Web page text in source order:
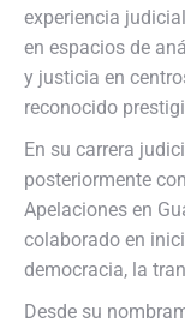
experiencia
en espacios de
y justicia en
reconocido
En su carrera
posteriormente
Apelaciones en
colaborado en
democracia, la
Desde su